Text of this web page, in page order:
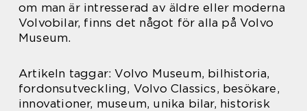
om man är intresserad av äldre eller moderna
Volvobilar, finns det något för alla på Volvo
Museum.
Artikeln taggar: Volvo Museum, bilhistoria,
fordonsutveckling, Volvo Classics, besökare,
innovationer, museum, unika bilar, historisk